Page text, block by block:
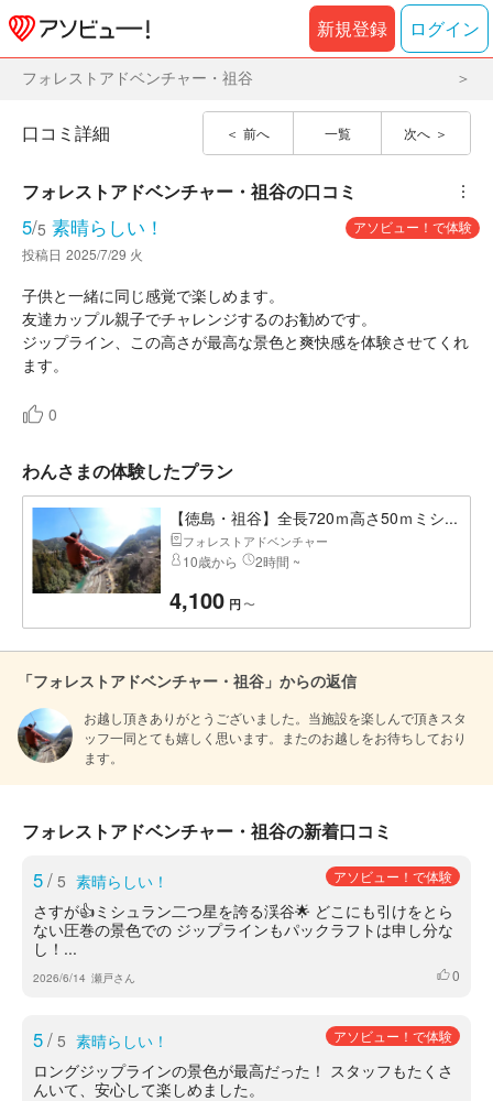
新規登録 ログイン
フォレストアドベンチャー・祖谷
前へ 一覧 次へ
口コミ詳細
フォレストアドベンチャー・祖谷の口コミ ︙
5/5 素晴らしい！
アソビュー！で体験
投稿日 2025/7/29 火
子供と一緒に同じ感覚で楽しめます。
友達カップル親子でチャレンジするのお勧めです。
ジップライン、この高さが最高な景色と爽快感を体験させてくれ
ます。
0
わんさまの体験したプラン
【徳島・祖谷】全長720ｍ高さ50ｍミシ...
フォレストアドベンチャー
10歳から 2時間 ~
4,100 円 〜
「フォレストアドベンチャー・祖谷」からの返信
お越し頂きありがとうございました。当施設を楽しんで頂きスタ
ッフ一同とても嬉しく思います。またのお越しをお待ちしており
ます。
フォレストアドベンチャー・祖谷の新着口コミ
5/ 5 素晴らしい！ アソビュー！で体験
さすが👍ミシュラン二つ星を誇る渓谷🌟 どこにも引けをとら
ない圧巻の景色での ジップラインもパックラフトは申し分な
し！...
2026/6/14 瀬戸さん いいね
0
5/ 5 素晴らしい！ アソビュー！で体験
ロングジップラインの景色が最高だった！ スタッフもたくさ
んいて、安心して楽しめました。